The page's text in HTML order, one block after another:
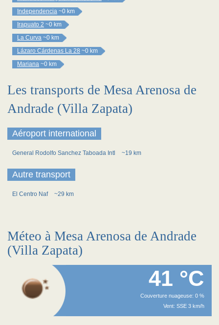
Independencia ~0 km
Irapuato 2 ~0 km
La Curva ~0 km
Lázaro Cárdenas La 28 ~0 km
Mariana ~0 km
Les transports de Mesa Arenosa de
Andrade (Villa Zapata)
Aéroport international
General Rodolfo Sanchez Taboada Intl ~19 km
Autre transport
El Centro Naf ~29 km
Méteo à Mesa Arenosa de Andrade
(Villa Zapata)
41 °C
Couverture nuageuse: 0 %
Vent: SSE 3 km/h